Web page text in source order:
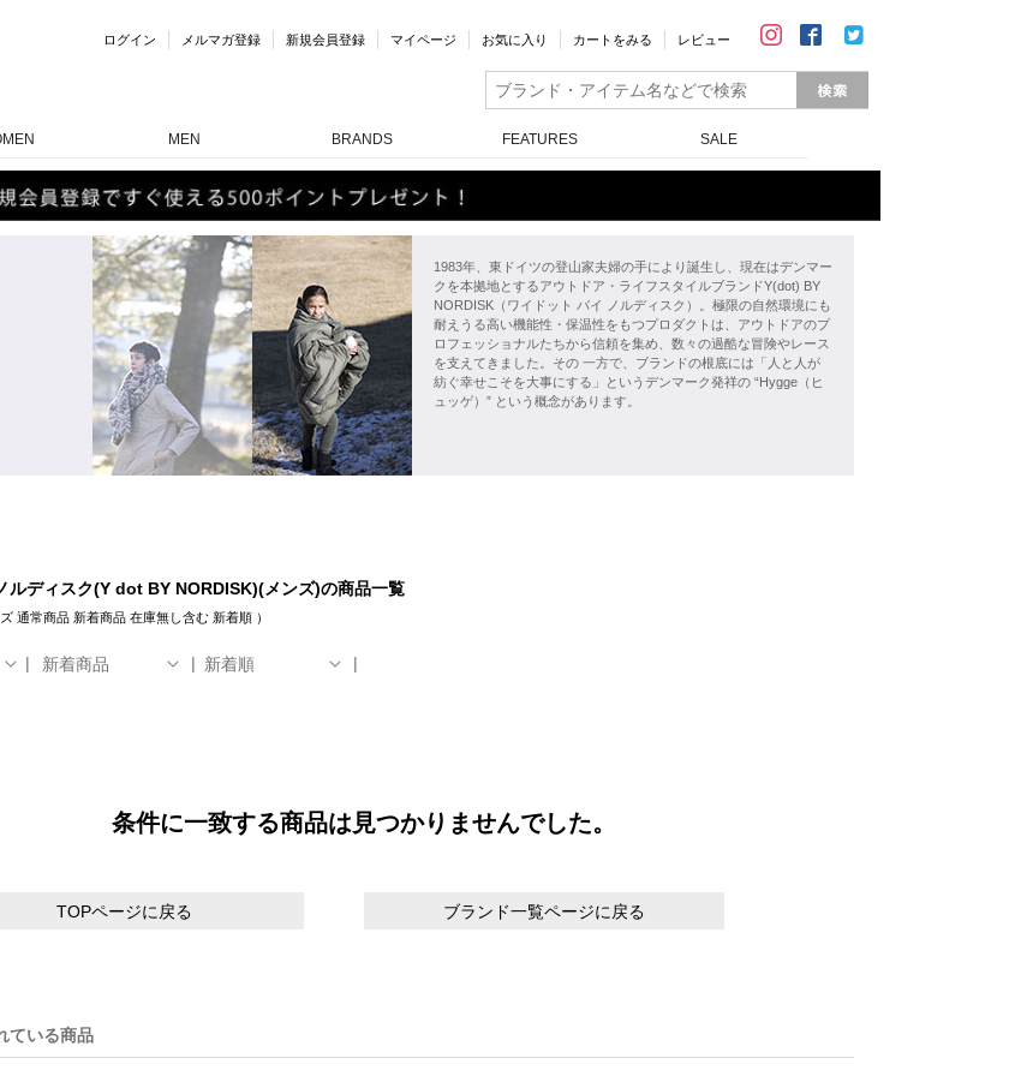
ログイン メルマガ登録 新規会員登録 マイページ お気に入り カートをみる レビュー
MEN BRANDS FEATURES SALE
1983年、東ドイツの登山家夫婦の手により誕生し、現在はデンマー
クを本拠地とするアウトドア・ライフスタイルブランドY(dot) BY
NORDISK（ワイドット バイ ノルディスク）。極限の自然環境にも
耐えうる高い機能性・保温性をもつプロダクトは、アウトドアのプ
ロフェッショナルたちから信頼を集め、数々の過酷な冒険やレース
を支えてきました。その 一方で、ブランドの根底には「人と人が
紡ぐ幸せこそを大事にする」というデンマーク発祥の “Hygge（ヒ
ュッゲ）” という概念があります。
ルディスク(Y dot BY NORDISK)(メンズ)の商品一覧
通常商品 新着商品 在庫無し含む 新着順）
新着商品 新着順
条件に一致する商品は見つかりませんでした。
TOPページに戻る ブランド一覧ページに戻る
ている商品